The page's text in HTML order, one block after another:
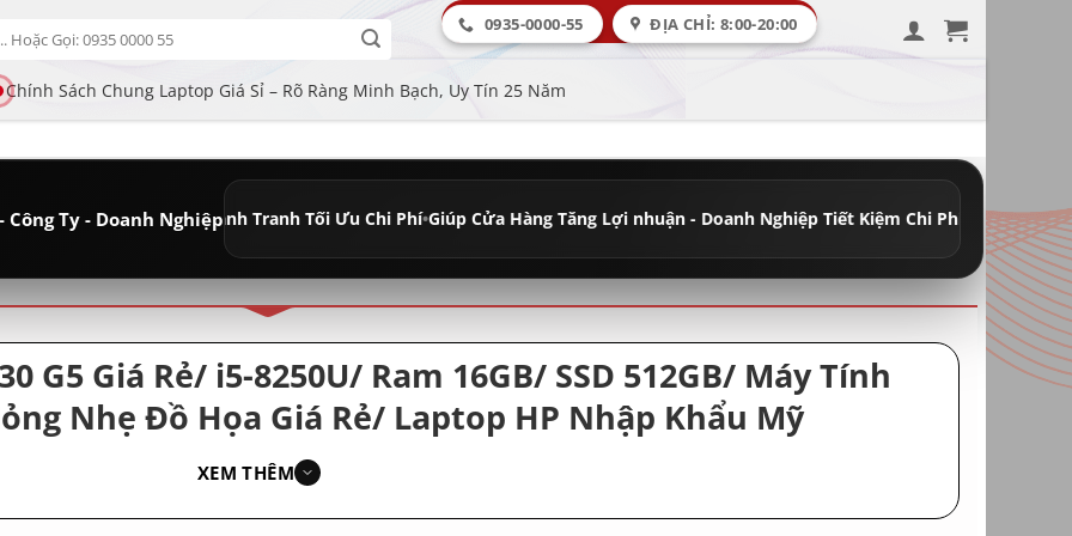
0935-0000-55 ĐỊA CHỈ: 8:00-20:00
Chính Sách Chung Laptop Giá Sỉ – Rõ Ràng Minh Bạch, Uy Tín 25 Năm
loại
Công Ty - Doanh Nghiệp
Dài•Giá Sỉ Cạnh Tranh Tối Ưu Chi Phí•Giúp Cửa Hàng Tăng Lợi nhuận - Doanh Nghiệp Tiết Kiệm Chi Phí•Đầy Đủ Máy Học Tập -
G5 Giá Rẻ/ i5-8250U/ Ram 16GB/ SSD 512GB/ Máy Tính
Nhẹ Đồ Họa Giá Rẻ/ Laptop HP Nhập Khẩu Mỹ
XEM THÊM